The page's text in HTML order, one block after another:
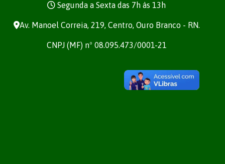
Segunda a Sexta das 7h às 13h
Av. Manoel Correia, 219, Centro, Ouro Branco - RN.
CNPJ (MF) nº 08.095.473/0001-21